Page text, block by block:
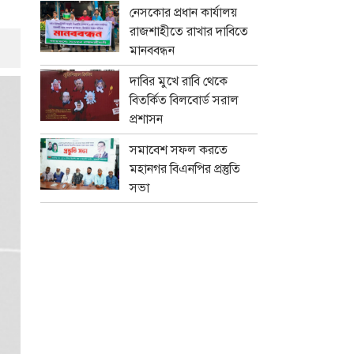
নেসকোর প্রধান কার্যালয়
রাজশাহীতে রাখার দাবিতে
মানববন্ধন
দাবির মুখে রাবি থেকে
বিতর্কিত বিলবোর্ড সরাল
প্রশাসন
সমাবেশ সফল করতে
মহানগর বিএনপির প্রস্তুতি
সভা